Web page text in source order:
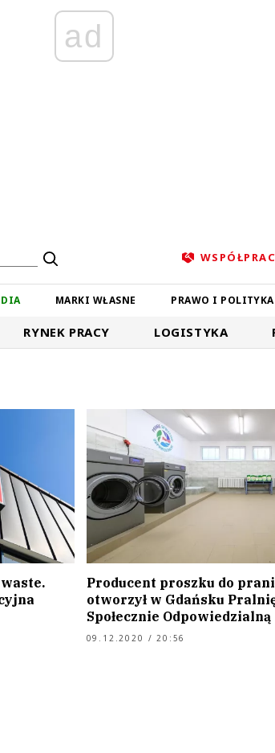
ad
MARKI WŁASNE PRAWO I POLITYKA
RYNEK PRACY LOGISTYKA
Producent proszku do
otworzył w Gdańsku
Społecznie Odpowiedzialną
09.12.2020 / 20:56